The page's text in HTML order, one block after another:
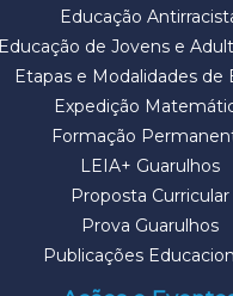
Educação
Educação de Jovens e
Etapas e Modalidades de
Expedição
Formação
LEIA+ Guarulhos
Proposta Curricular
Prova Guarulhos
Publicações